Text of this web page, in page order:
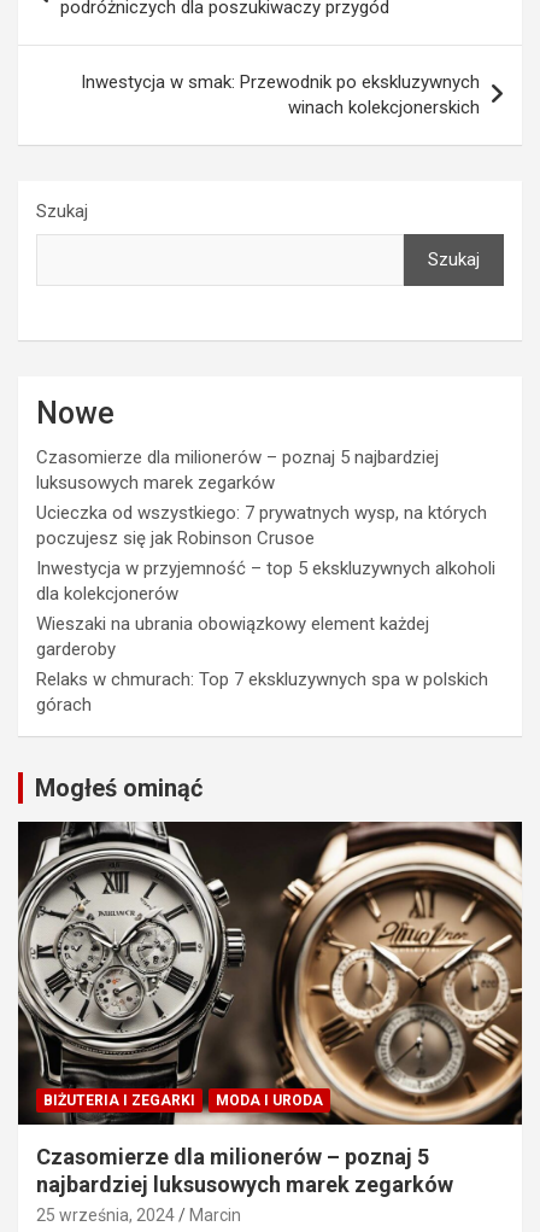
podróżniczych dla poszukiwaczy przygód
Inwestycja w smak: Przewodnik po ekskluzywnych
winach kolekcjonerskich
Szukaj
Szukaj
Nowe
Czasomierze dla milionerów – poznaj 5 najbardziej
luksusowych marek zegarków
Ucieczka od wszystkiego: 7 prywatnych wysp, na których
poczujesz się jak Robinson Crusoe
Inwestycja w przyjemność – top 5 ekskluzywnych alkoholi
dla kolekcjonerów
Wieszaki na ubrania obowiązkowy element każdej
garderoby
Relaks w chmurach: Top 7 ekskluzywnych spa w polskich
górach
Mogłeś ominąć
BIŻUTERIA I ZEGARKI MODA I URODA
Czasomierze dla milionerów – poznaj 5
najbardziej luksusowych marek zegarków
25 września, 2024 Marcin